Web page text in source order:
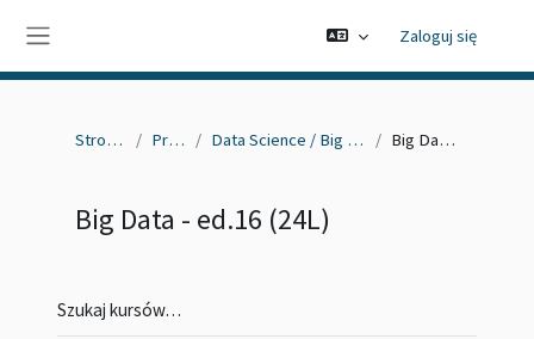
Zaloguj się
Strona główna Przedmioty Data Science / Big Data - edycja 16/17 (2024L) Big Data - ed.16 (24L)
Big Data - ed.16 (24L)
Szukaj kursów…